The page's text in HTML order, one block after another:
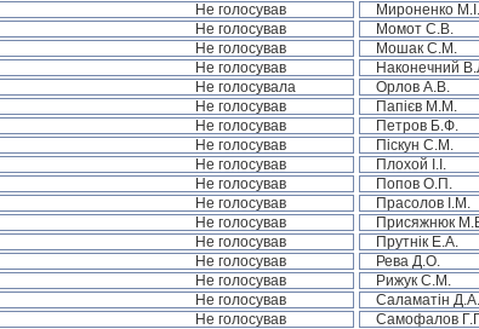
Не голосував Мироненко М.І.
Не голосував Момот С.В.
Не голосував Мошак С.М.
Не голосував Наконечний
Не голосувала Орлов А.В.
Не голосував Папієв М.М.
Не голосував Петров Б.Ф.
Не голосував Піскун С.М.
Не голосував Плохой І.І.
Не голосував Попов О.П.
Не голосував Прасолов І.М.
Не голосував Присяжнюк
Не голосував Прутнік Е.А.
Не голосував Рева Д.О.
Не голосував Рижук С.М.
Не голосував Саламатін Д.А.
Не голосував Самофалов